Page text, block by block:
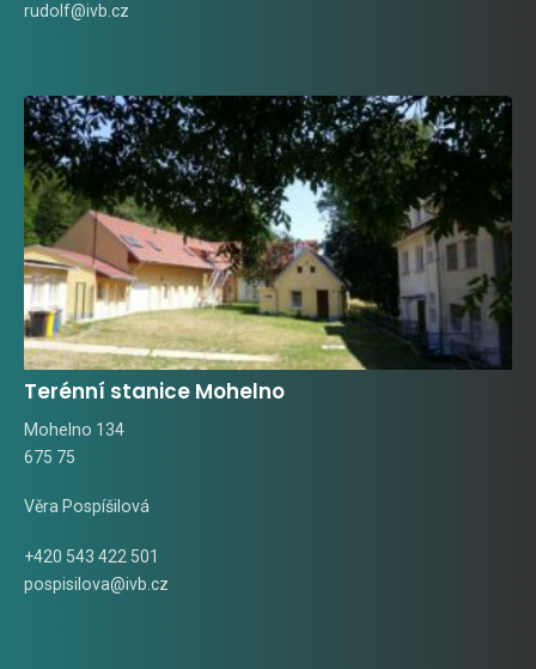
rudolf@ivb.cz
Terénní stanice Mohelno
Mohelno 134
675 75
Věra Pospíšilová
+420 543 422 501
pospisilova@ivb.cz